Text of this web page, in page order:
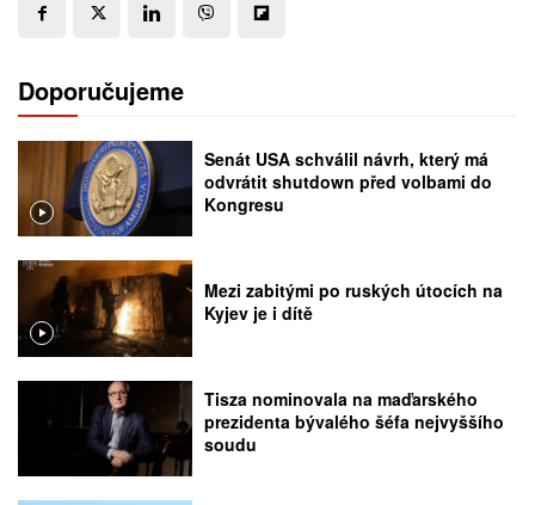
Doporučujeme
Senát USA schválil návrh, který má
odvrátit shutdown před volbami do
Kongresu
Mezi zabitými po ruských útocích na
Kyjev je i dítě
Tisza nominovala na maďarského
prezidenta bývalého šéfa nejvyššího
soudu